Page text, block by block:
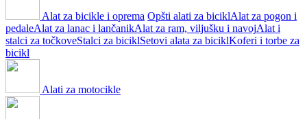
Alat za bicikle i oprema Opšti alati za biciklAlat za pogon i
pedaleAlat za lanac i lančanikAlat za ram, viljušku i navojAlat i
stalci za točkoveStalci za biciklSetovi alata za biciklKoferi i torbe za
bicikl
Alati za motocikle